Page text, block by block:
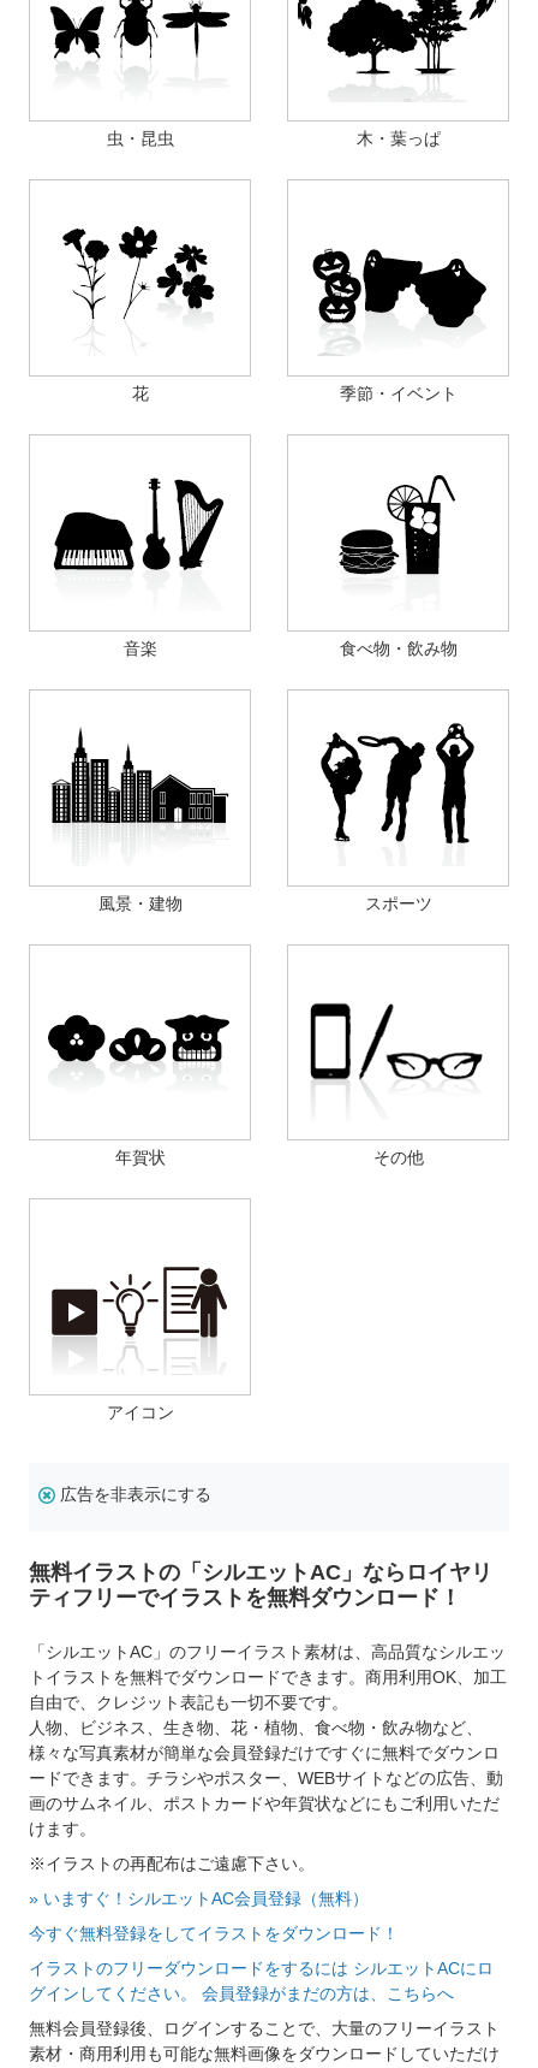
虫・昆虫 木・葉っぱ
花 季節・イベント
音楽 食べ物・飲み物
風景・建物 スポーツ
年賀状 その他
アイコン
広告を非表示にする
無料イラストの「シルエットAC」ならロイヤリ
ティフリーでイラストを無料ダウンロード！
「シルエットAC」のフリーイラスト素材は、高品質なシルエッ
トイラストを無料でダウンロードできます。商用利用OK、加工
自由で、クレジット表記も一切不要です。
人物、ビジネス、生き物、花・植物、食べ物・飲み物など、
様々な写真素材が簡単な会員登録だけですぐに無料でダウンロ
ードできます。チラシやポスター、WEBサイトなどの広告、動
画のサムネイル、ポストカードや年賀状などにもご利用いただ
けます。
※イラストの再配布はご遠慮下さい。
» いますぐ！シルエットAC会員登録（無料）
今すぐ無料登録をしてイラストをダウンロード！
イラストのフリーダウンロードをするには シルエットACにロ
グインしてください。 会員登録がまだの方は、こちらへ
無料会員登録後、ログインすることで、大量のフリーイラスト
素材・商用利用も可能な無料画像をダウンロードしていただけ